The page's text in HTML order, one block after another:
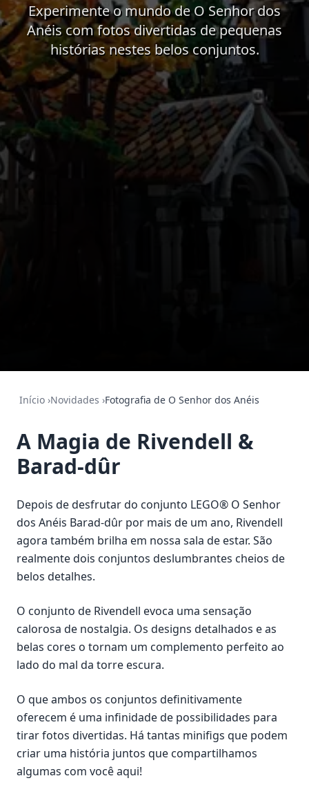
Experimente o mundo de O Senhor dos
Anéis com fotos divertidas de pequenas
histórias nestes belos conjuntos.
Início ›Novidades ›Fotografia de O Senhor dos Anéis
A Magia de Rivendell &
Barad-dûr
Depois de desfrutar do conjunto LEGO® O Senhor
dos Anéis Barad-dûr por mais de um ano, Rivendell
agora também brilha em nossa sala de estar. São
realmente dois conjuntos deslumbrantes cheios de
belos detalhes.
O conjunto de Rivendell evoca uma sensação
calorosa de nostalgia. Os designs detalhados e as
belas cores o tornam um complemento perfeito ao
lado do mal da torre escura.
O que ambos os conjuntos definitivamente
oferecem é uma infinidade de possibilidades para
tirar fotos divertidas. Há tantas minifigs que podem
criar uma história juntos que compartilhamos
algumas com você aqui!